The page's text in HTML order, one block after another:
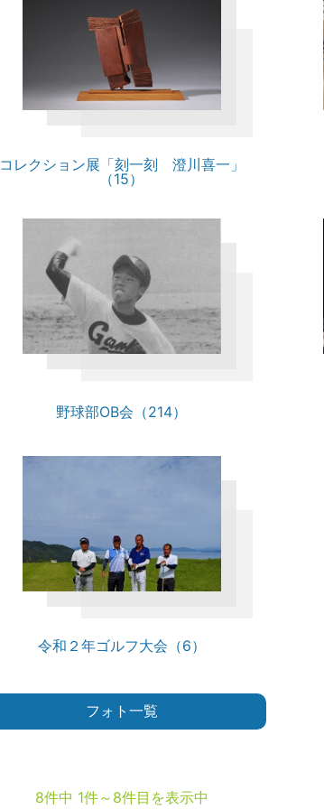
コレクション展「刻一刻 澄川喜一」
（15）
野球部OB会（214）
令和２年ゴルフ大会（6）
フォト一覧
8件中 1件～8件目を表示中